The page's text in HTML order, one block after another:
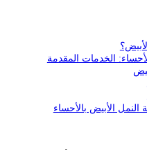
الخدمات المقدمة
الأبيض بالأحساء